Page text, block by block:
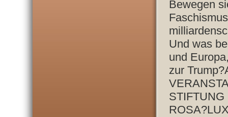
Bewegen
Und was
und
zur